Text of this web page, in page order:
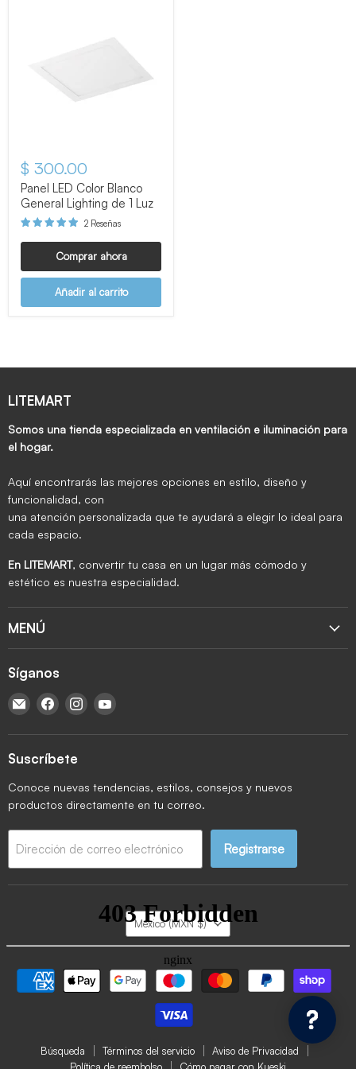
$ 300.00
Panel LED Color Blanco
General Lighting de 1 Luz
2 Reseñas
Comprar ahora
Añadir al carrito
LITEMART
Somos una tienda especializada en ventilación e iluminación para
el hogar.
Aquí encontrarás las mejores opciones en estilo, diseño y
funcionalidad, con
una atención personalizada que te ayudará a elegir lo ideal para
cada espacio.
En LITEMART, convertir tu casa en un lugar más cómodo y
estético es nuestra especialidad.
MENÚ
Síganos
Encuéntrenos en Correo electrónico
Encuéntrenos en Facebook
Encuéntrenos en Instagram
Suscríbete
Conoce nuevas tendencias, estilos, consejos y nuevos
productos directamente en tu correo.
Dirección de correo electrónico Registrarse
Búsqueda Términos del servicio
Aviso de Privacidad
País
México (MXN $)